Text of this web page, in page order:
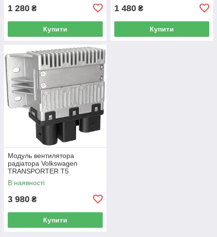
1 280 ₴
Купити
1 480 ₴
Купити
Модуль вентилятора
радіатора Volkswagen
TRANSPORTER T5
Фургон 03-15 7H0919506D
В наявності
3 980 ₴
Купити